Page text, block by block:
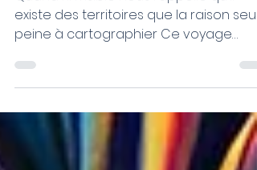
Quand l'invisible nous rappelle qu'il
peine à cartographier Ce voyage
chamanique, je ne l'oublierai
probablement jamais de ma vie. Il a
bouleversé mes certitudes, ouvert des
portes et surtout, il m'a offert une